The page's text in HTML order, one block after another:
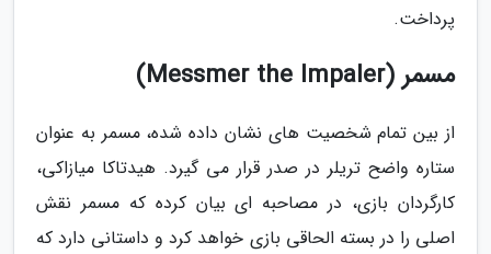
پرداخت.
مسمر (Messmer the Impaler)
از بین تمام شخصیت های نشان داده شده، مسمر به عنوان
ستاره واضح تریلر در صدر قرار می گیرد. هیدتاکا میازاکی،
کارگردان بازی، در مصاحبه ای بیان کرده که مسمر نقش
اصلی را در بسته الحاقی بازی خواهد کرد و داستانی دارد که